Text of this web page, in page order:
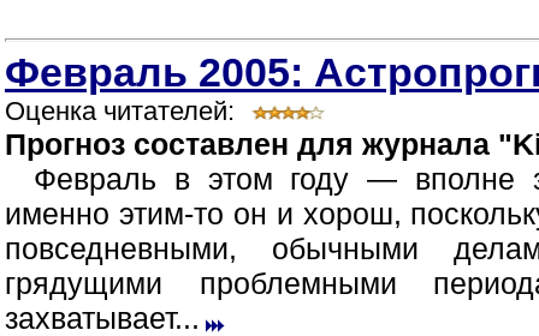
Февраль 2005:
Оценка читателей:
Прогноз составлен для журнала
Февраль в этом году — вполне
именно этим-то он и хорош,
повседневными, обычными
грядущими проблемными
захватывает...